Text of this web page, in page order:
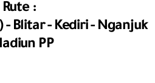
Rute :
Blitar - Kediri - Nganjuk
PP